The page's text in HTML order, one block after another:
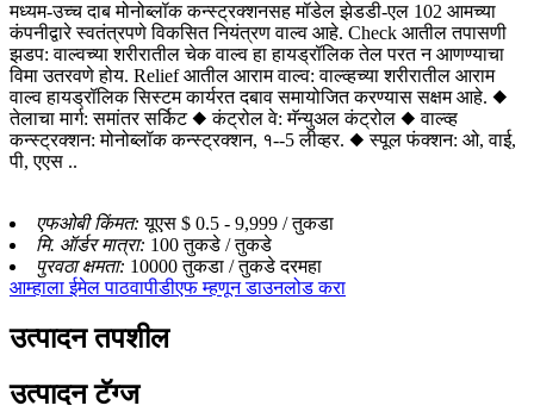
मध्यम-उच्च दाब मोनोब्लॉक कन्स्ट्रक्शनसह मॉडेल झेडडी-एल 102 आमच्या
कंपनीद्वारे स्वतंत्रपणे विकसित नियंत्रण वाल्व आहे. Check आतील तपासणी
झडप: वाल्वच्या शरीरातील चेक वाल्व हा हायड्रॉलिक तेल परत न आणण्याचा
विमा उतरवणे होय. Relief आतील आराम वाल्व: वाल्व्हच्या शरीरातील आराम
वाल्व हायड्रॉलिक सिस्टम कार्यरत दबाव समायोजित करण्यास सक्षम आहे. ◆
तेलाचा मार्ग: समांतर सर्किट ◆ कंट्रोल वे: मॅन्युअल कंट्रोल ◆ वाल्व्ह
कन्स्ट्रक्शन: मोनोब्लॉक कन्स्ट्रक्शन, १--5 लीव्हर. ◆ स्पूल फंक्शन: ओ, वाई,
पी, एएस ..
एफओबी किंमत:यूएस $ 0.5 - 9,999 / तुकडा
मि. ऑर्डर मात्रा: 100 तुकडे / तुकडे
पुरवठा क्षमता: 10000 तुकडा / तुकडे दरमहा
आम्हाला ईमेल पाठवापीडीएफ म्हणून डाउनलोड करा
उत्पादन तपशील
उत्पादन टॅग्ज